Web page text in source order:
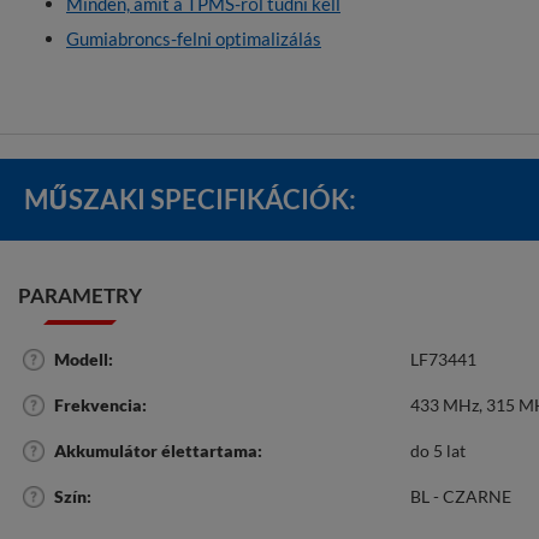
Gumiabroncs-felni optimalizálás
MŰSZAKI SPECIFIKÁCIÓK:
PARAMETRY
Modell LF73441
Frekvencia 433 MHz 315
Akkumulátor élettartama do 5 lat
Szín BL - CZARNE